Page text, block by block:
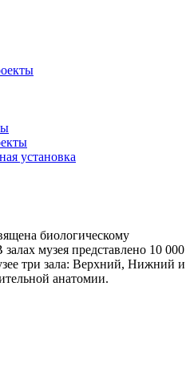
установка
биологическому
музея представлено 10 000
три зала: Верхний, Нижний и
анатомии.